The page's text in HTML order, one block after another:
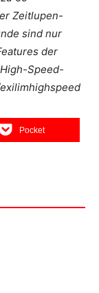
Zeitlupen-
sind nur
der
Speed-
Pocket